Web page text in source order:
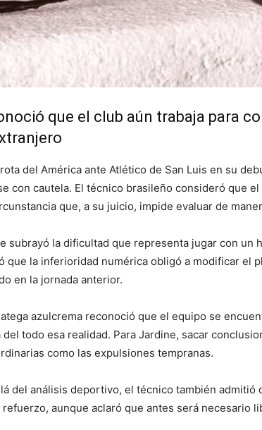
que el club aún trabaja para
del América ante Atlético de San Luis en su
con cautela. El técnico brasileño consideró que
que, a su juicio, impide evaluar de
subrayó la dificultad que representa jugar con un
que la inferioridad numérica obligó a modificar el
en la jornada anterior.
azulcrema reconoció que el equipo se
del todo esa realidad. Para Jardine, sacar
como las expulsiones tempranas.
del análisis deportivo, el técnico también
aunque aclaró que antes será necesario